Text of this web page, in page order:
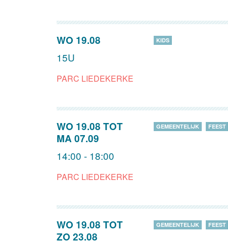
WO 19.08
15U
PARC LIEDEKERKE
KIDS
WO 19.08 TOT
MA 07.09
14:00 - 18:00
PARC LIEDEKERKE
GEMEENTELIJK FEEST
WO 19.08 TOT
ZO 23.08
GEMEENTELIJK FEEST